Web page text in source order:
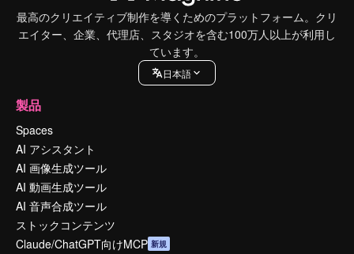
最高のクリエイティブ制作を導くためのプラットフォーム。クリ
エイター、企業、代理店、スタジオを含む100万人以上が利用し
ています。
日本語
製品
Spaces
AI アシスタント
AI 画像生成ツール
AI 動画生成ツール
AI 音声合成ツール
ストックコンテンツ
Claude/ChatGPT向けMCP 新規